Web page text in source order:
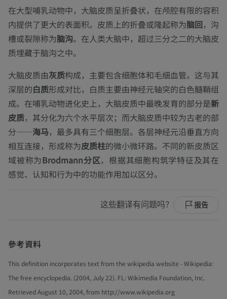
在大型哺乳动物中，大脑皮质呈折叠状，在颅腔有限的容积
内提供了更大的表面积。皮质上的折叠或隆起称为脑回，沟
槽或裂隙称为脑沟。在人类大脑中，超过三分之二的大脑皮
质埋藏于脑沟之中。
大脑皮质由灰质构成，主要包含细胞体和毛细血管。这与其
深层的白质形成对比，白质主要由神经元轴突的白色髓鞘组
成。在哺乳动物进化史上，大脑皮质中最晚发育的部分是新
皮质，其分化为六个水平层次；而大脑皮质中较为古老的部
分——海马，最多具有三个细胞层。各层神经元沿垂直方向
相互连接，形成称为皮质柱的微小微环路。不同的新皮质区
域被称为Brodmann分区，根据其细胞构筑学特征及其在
感觉、认知和行为中的功能作用加以区分。
这些翻译有问题吗？ 报告
參考資料
This definition incorporates text from the wikipedia website - Wikipedia:
The free encyclopedia. (2004, July 22). FL: Wikimedia Foundation, Inc.
Retrieved August 10, 2004, from http://www.wikipedia.org